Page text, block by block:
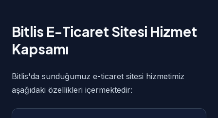
Bitlis E-Ticaret Sitesi Hizmet
Kapsamı
Bitlis'da sunduğumuz e-ticaret sitesi hizmetimiz
aşağıdaki özellikleri içermektedir: